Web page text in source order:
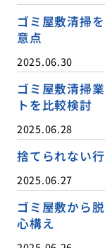
ゴミ屋敷清掃
意点
2025.06.30
ゴミ屋敷清掃
トを比較検討
2025.06.28
捨てられない
2025.06.27
ゴミ屋敷から
心構え